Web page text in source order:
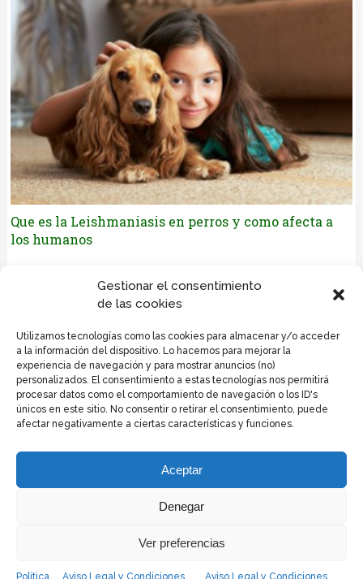
Gestionar el consentimiento
de las cookies
Utilizamos tecnologías como las cookies para almacenar y/o acceder
a la información del dispositivo. Lo hacemos para mejorar la
experiencia de navegación y para mostrar anuncios (no)
personalizados. El consentimiento a estas tecnologías nos permitirá
procesar datos como el comportamiento de navegación o los ID's
únicos en este sitio. No consentir o retirar el consentimiento, puede
afectar negativamente a ciertas características y funciones.
Aceptar
Denegar
Ver preferencias
Política Aviso Legal y Condiciones Aviso Legal y Condiciones
Que es la Leishmaniasis en perros y como afecta a
los humanos
Déjanos tus comentarios
comentario.
Informacion de cookies